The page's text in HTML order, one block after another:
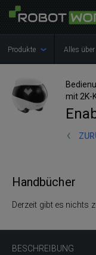
Produkte Alles
mit 2K-
BESCHREIBUNG
Handbücher
Derzeit gibt es nichts